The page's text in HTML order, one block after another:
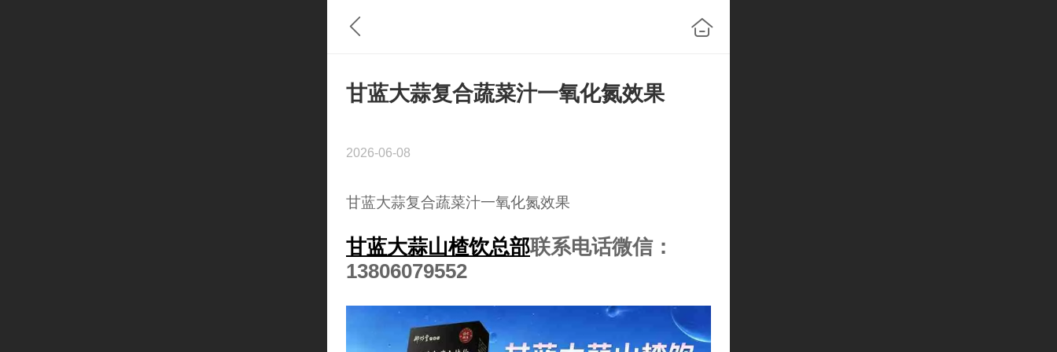
甘蓝大蒜复合蔬菜汁一氧化氮效果
2026-06-08
甘蓝大蒜复合蔬菜汁一氧化氮效果
甘蓝大蒜山楂饮总部联系电话微信：
13806079552